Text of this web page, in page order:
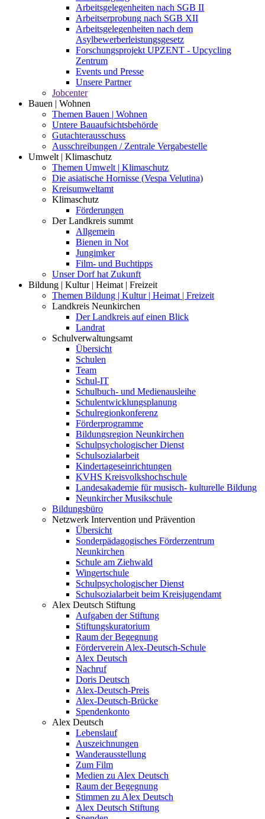
Arbeitsgelegenheiten nach SGB II
Arbeitserprobung nach SGB XII
Arbeitsgelegenheiten nach dem
Asylbewerberleistungsgesetz
Forschungsprojekt UPZENT - Upcycling
Zentrum
Events und Presse
Unsere Partner
Jobcenter
Bauen | Wohnen
Themen Bauen | Wohnen
Untere Bauaufsichtsbehörde
Gutachterausschuss
Ausschreibungen / Zentrale Vergabestelle
Umwelt | Klimaschutz
Themen Umwelt | Klimaschutz
Die asiatische Hornisse (Vespa Velutina)
Kreisumweltamt
Klimaschutz
Förderungen
Der Landkreis summt
Allgemein
Bienen in Not
Jungimker
Film- und Buchtipps
Unser Dorf hat Zukunft
Bildung | Kultur | Heimat | Freizeit
Themen Bildung | Kultur | Heimat | Freizeit
Landkreis Neunkirchen
Der Landkreis auf einen Blick
Landrat
Schulverwaltungsamt
Übersicht
Schulen
Team
Schul-IT
Schulbuch- und Medienausleihe
Schulentwicklungsplanung
Schulregionkonferenz
Förderprogramme
Bildungsregion Neunkirchen
Schulpsychologischer Dienst
Schulsozialarbeit
Kindertageseinrichtungen
KVHS Kreisvolkshochschule
Landesakademie für musisch- kulturelle Bildung
Neunkircher Musikschule
Bildungsbüro
Netzwerk Intervention und Prävention
Übersicht
Sonderpädagogisches Förderzentrum
Neunkirchen
Schule am Ziehwald
Wingertschule
Schulpsychologischer Dienst
Schulsozialarbeit beim Kreisjugendamt
Alex Deutsch Stiftung
Aufgaben der Stiftung
Stiftungskuratorium
Raum der Begegnung
Förderverein Alex-Deutsch-Schule
Alex Deutsch
Nachruf
Doris Deutsch
Alex-Deutsch-Preis
Alex-Deutsch-Brücke
Spendenkonto
Alex Deutsch
Lebenslauf
Auszeichnungen
Wanderausstellung
Zum Film
Medien zu Alex Deutsch
Raum der Begegnung
Stimmen zu Alex Deutsch
Alex Deutsch Stiftung